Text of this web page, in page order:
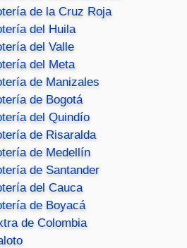
de la Cruz Roja
del Huila
del Valle
del Meta
de Manizales
de Bogotá
del Quindío
de Risaralda
de Medellín
de Santander
del Cauca
de Boyacá
de Colombia